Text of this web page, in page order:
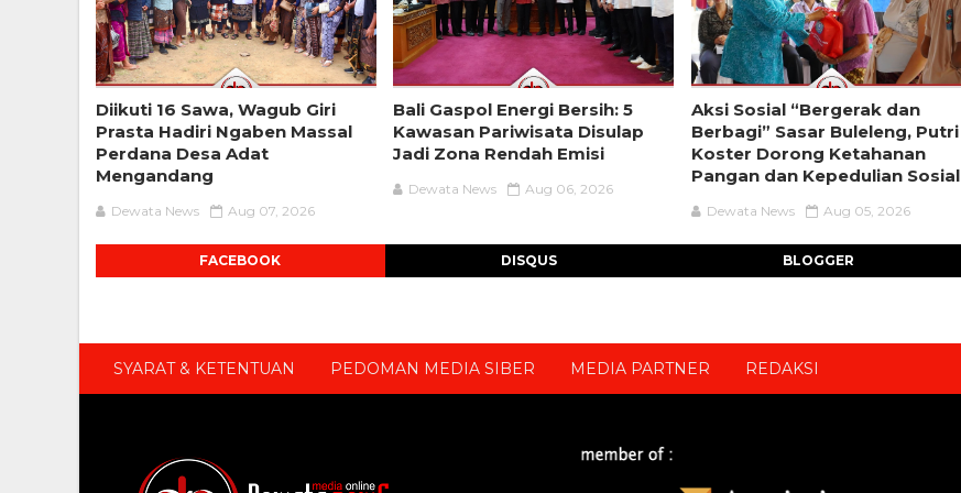
Diikuti 16 Sawa, Wagub Giri
Prasta Hadiri Ngaben Massal
Perdana Desa Adat
Mengandang
Dewata News Aug 07, 2026
Bali Gaspol Energi Bersih: 5
Kawasan Pariwisata Disulap
Jadi Zona Rendah Emisi
Dewata News Aug 06, 2026
Aksi Sosial “Bergerak dan
Berbagi” Sasar Buleleng, Putri
Koster Dorong Ketahanan
Pangan dan Kepedulian Sosial
Dewata News Aug 05, 2026
FACEBOOK DISQUS BLOGGER
SYARAT & KETENTUAN PEDOMAN MEDIA SIBER MEDIA PARTNER REDAKSI